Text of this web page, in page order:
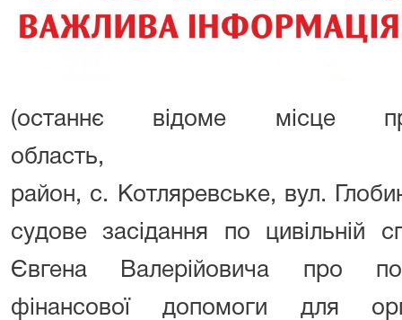
(останнє відоме місце
область,
район, с. Котляревське, вул.
судове засідання по цивільній
Євгена Валерійовича про
фінансової допомоги для